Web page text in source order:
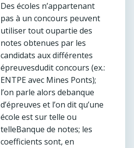
Des écoles n’appartenant
pas à un concours peuvent
utiliser tout oupartie des
notes obtenues par les
candidats aux différentes
épreuvesdudit concours (ex.:
ENTPE avec Mines Ponts);
l’on parle alors debanque
d’épreuves et l’on dit qu’une
école est sur telle ou
telleBanque de notes; les
coefficients sont, en